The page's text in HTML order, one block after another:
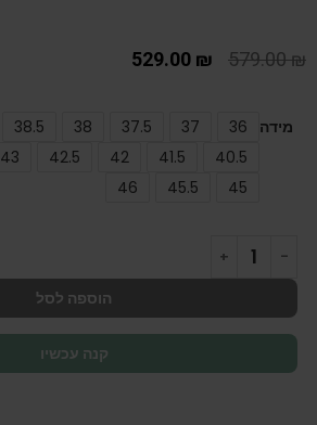
579.00₪
529.00 ₪
מידה 36
37
37.5
38
38.5
40.5
41.5
42
42.5
43
45
45.5
46
הוספה לסל
קנה עכשיו